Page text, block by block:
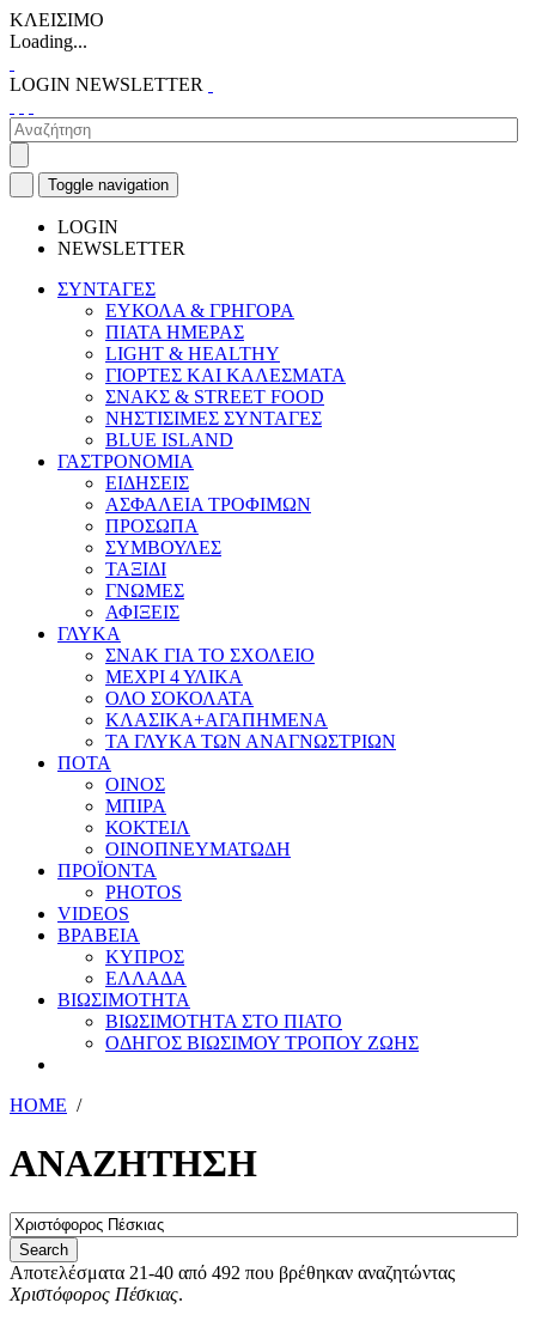
ΚΛΕΙΣΙΜΟ
Loading...
LOGIN NEWSLETTER
Toggle navigation
LOGIN
NEWSLETTER
ΣΥΝΤΑΓΕΣ
ΕΥΚΟΛΑ & ΓΡΗΓΟΡΑ
ΠΙΑΤΑ ΗΜΕΡΑΣ
LIGHT & HEALTHY
ΓΙΟΡΤΕΣ ΚΑΙ ΚΑΛΕΣΜΑΤΑ
ΣΝΑΚΣ & STREET FOOD
ΝΗΣΤΙΣΙΜΕΣ ΣΥΝΤΑΓΕΣ
BLUE ISLAND
ΓΑΣΤΡΟΝΟΜΙΑ
ΕΙΔΗΣΕΙΣ
ΑΣΦΑΛΕΙΑ ΤΡΟΦΙΜΩΝ
ΠΡΟΣΩΠΑ
ΣΥΜΒΟΥΛΕΣ
ΤΑΞΙΔΙ
ΓΝΩΜΕΣ
ΑΦΙΞΕΙΣ
ΓΛΥΚΑ
ΣΝΑΚ ΓΙΑ ΤΟ ΣΧΟΛΕΙΟ
ΜΕΧΡΙ 4 ΥΛΙΚΑ
ΟΛΟ ΣΟΚΟΛΑΤΑ
ΚΛΑΣΙΚΑ+ΑΓΑΠΗΜΕΝΑ
ΤΑ ΓΛΥΚΑ ΤΩΝ ΑΝΑΓΝΩΣΤΡΙΩΝ
ΠΟΤΑ
ΟΙΝΟΣ
ΜΠΙΡΑ
ΚΟΚΤΕΙΛ
ΟΙΝΟΠΝΕΥΜΑΤΩΔΗ
ΠΡΟΪΟΝΤΑ
PHOTOS
VIDEOS
ΒΡΑΒΕΙΑ
ΚΥΠΡΟΣ
ΕΛΛΑΔΑ
ΒΙΩΣΙΜΟΤΗΤΑ
ΒΙΩΣΙΜΟΤΗΤΑ ΣΤΟ ΠΙΑΤΟ
ΟΔΗΓΟΣ ΒΙΩΣΙΜΟΥ ΤΡΟΠΟΥ ΖΩΗΣ
HOME /
ΑΝΑΖΗΤΗΣΗ
Αποτελέσματα 21-40 από 492 που βρέθηκαν αναζητώντας
Χριστόφορος Πέσκιας.